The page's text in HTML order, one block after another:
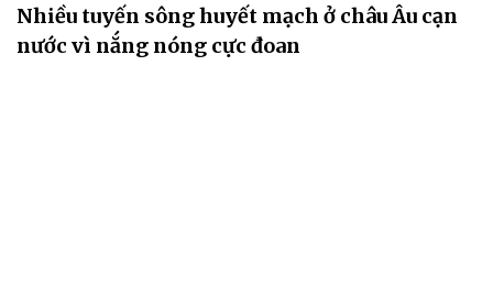
Nhiều tuyến sông huyết mạch ở châu Âu cạn
nước vì nắng nóng cực đoan